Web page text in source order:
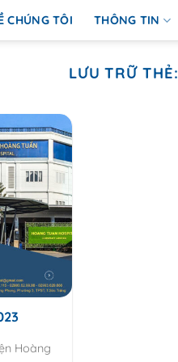
CHÚNG TÔI THÔNG TIN
LƯU TRỮ THẺ:
Hoàng